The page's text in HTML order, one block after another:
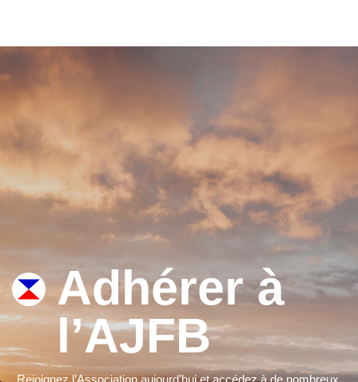
Adhérer à
l’AJFB
Rejoignez l’Association aujourd’hui et accédez à de nombreux